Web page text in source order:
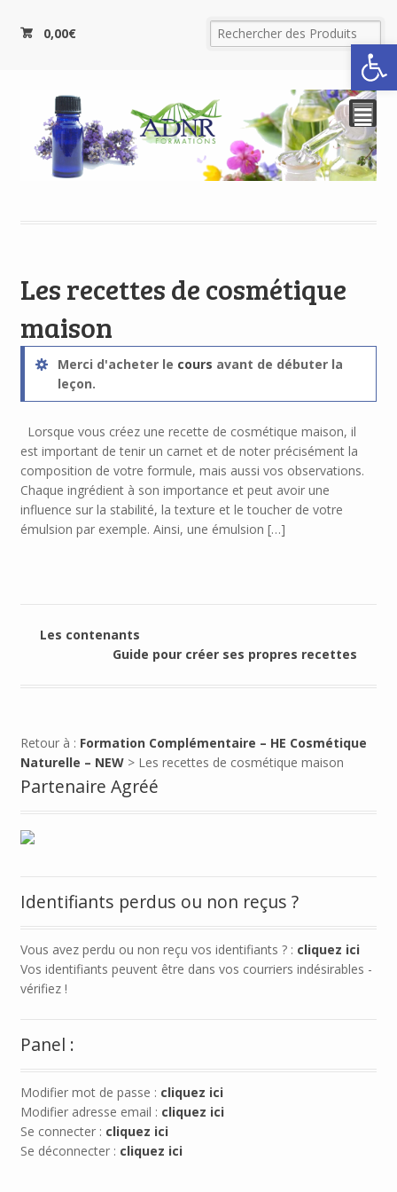
Ouvrir
0,00€
²
Les recettes de cosmétique
maison
Merci d'acheter le cours avant de débuter la
leçon.
Lorsque vous créez une recette de cosmétique maison, il
est important de tenir un carnet et de noter précisément la
composition de votre formule, mais aussi vos observations.
Chaque ingrédient à son importance et peut avoir une
influence sur la stabilité, la texture et le toucher de votre
émulsion par exemple. Ainsi, une émulsion […]
Les contenants
Guide pour créer ses propres recettes
Retour à : Formation Complémentaire – HE Cosmétique
Naturelle – NEW> Les recettes de cosmétique maison
Partenaire Agréé
Identifiants perdus ou non reçus ?
Vous avez perdu ou non reçu vos identifiants ? : cliquez ici
Vos identifiants peuvent être dans vos courriers indésirables -
vérifiez !
Panel :
Modifier mot de passe : cliquez ici
Modifier adresse email : cliquez ici
Se connecter : cliquez ici
Se déconnecter : cliquez ici